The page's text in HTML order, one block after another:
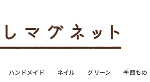
ハンドメイド ネイル グリーン 季節もの